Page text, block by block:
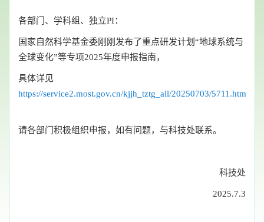
各部门、学科组、独立PI：
国家自然科学基金委刚刚发布了重点研发计划“地球系统与
全球变化”等专项2025年度申报指南，
具体详见
https://service2.most.gov.cn/kjjh_tztg_all/20250703/5711.html
请各部门积极组织申报，如有问题，与科技处联系。
科技处
2025.7.3